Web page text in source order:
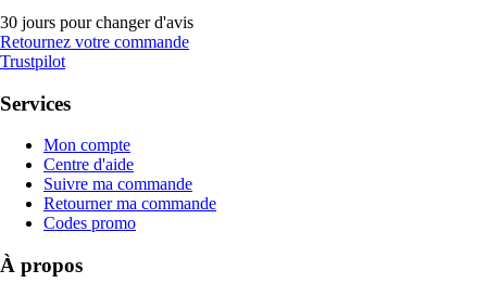
30 jours pour changer d'avis
Retournez votre commande
Trustpilot
Services
Mon compte
Centre d'aide
Suivre ma commande
Retourner ma commande
Codes promo
À propos